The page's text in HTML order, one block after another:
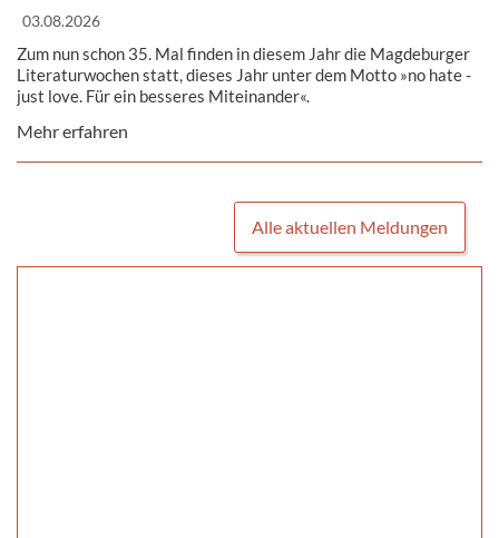
03.08.2026
Zum nun schon 35. Mal finden in diesem Jahr die Magdeburger
Literaturwochen statt, dieses Jahr unter dem Motto »no hate -
just love. Für ein besseres Miteinander«.
Mehr erfahren
Alle aktuellen Meldungen